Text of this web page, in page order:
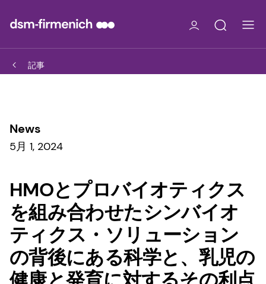
記事
News
5月 1, 2024
HMOとプロバイオティクス
を組み合わせたシンバイオ
ティクス・ソリューション
の背後にある科学と、乳児の